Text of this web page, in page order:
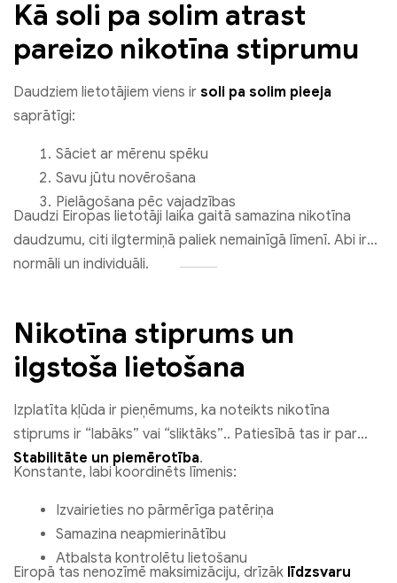
Kā soli pa solim atrast
pareizo nikotīna stiprumu
Daudziem lietotājiem viens ir soli pa solim pieeja
saprātīgi:
Sāciet ar mērenu spēku
Savu jūtu novērošana
Pielāgošana pēc vajadzības
Daudzi Eiropas lietotāji laika gaitā samazina nikotīna
daudzumu, citi ilgtermiņā paliek nemainīgā līmenī. Abi ir
normāli un individuāli.
Nikotīna stiprums un
ilgstoša lietošana
Izplatīta kļūda ir pieņēmums, ka noteikts nikotīna
stiprums ir “labāks” vai “sliktāks”.. Patiesībā tas ir par
Stabilitāte un piemērotība.
Konstante, labi koordinēts līmenis:
Izvairieties no pārmērīga patēriņa
Samazina neapmierinātību
Atbalsta kontrolētu lietošanu
Eiropā tas nenozīmē maksimizāciju, drīzāk līdzsvaru